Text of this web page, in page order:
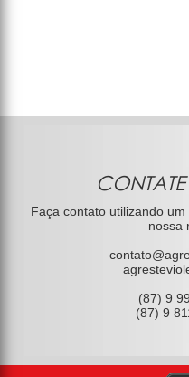
Faça contato utilizando
nossa
(87) 9
(87) 9